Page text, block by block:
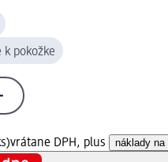
pokožke
vrátane DPH, plus náklady na